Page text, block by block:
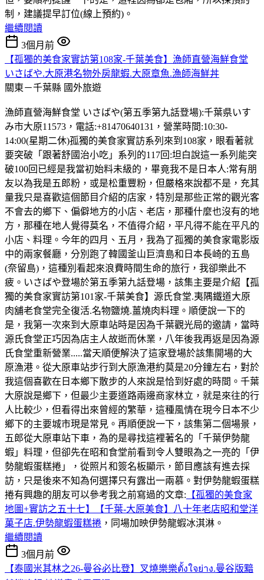
制，建議提早訂位(線上預約)。
繼續閱讀
3個月前
【孤獨的美食家實訪第108家-千葉美食】漁師直營海鮮食堂
いさばや.大原港名物外房龍蝦.大原章魚.漁師海鮮丼
關東－千葉縣 國外旅遊
漁師直營海鮮食堂 いさばや(第五季第九話登場):千葉県いす
み市大原11573，電話:+81470640131，營業時間:10:30-
14:00(星期二休)孤獨的美食家實訪系列來到108家，眼看著就
要突破「跟著舒國治小吃」系列的117回:坦白說這一系列能突
破100回已經是我當初始料未級的，畢竟我不是日本人:常有朋
友以為我是五郎粉，或是松重豐粉，但嚴格來說都不是，充其
量我只是喜歡這個節目介紹的店家，特別是那些正常的觀光客
不會去的鄉下、偏僻地方的小店、老店，那種什麼也沒有的地
方，那種在地人覺得莫名，不值得介紹，平凡得不能在平凡的
小店、料理。今年的四月、五月，我為了孤獨的美食家電影版
中的兩家餐廳，分別跑了韓國釜山巨濟島和日本長崎的五島
(奈留島)，這種別看起來浪費時間生命的旅行，我卻樂此不
疲。いさばや登場於第五季第九話登場，該集主要是介紹【孤
獨的美食家實訪第101家-千葉美食】源氏食堂.夷隅鐵道大原
肉舖老食堂完全復活.名物鹽燒.薑燒肉料理。順便說一下的
是，我第一次來到大原車站時是因為千葉觀光局的邀請，當時
源氏食堂正巧因為店主人故逝而休業，八年後我再返是因為源
氏食堂重新營業.....當天順便解決了這家登場於該集開場的大
原漁港。從大原車站步行到大原漁港約莫是20分鐘左右，對於
我這個喜歡在日本鄉下散步的人來說是恰到好處的時間。千葉
大原說是鄉下，但最少主要道路兩邊商家林立，就是來往的行
人比較少，但看得出來曾經的繁華，這種風情在現今日本不少
鄉下的主要城市現是常見。再順便說一下，該集第二個場景，
五郎從大原車站下車，為的是尋找這裡著名的「千葉伊勢龍
蝦」料理，但卻先在昭和食堂前看到令人雙眼為之一亮的「伊
勢龍蝦蛋糕捲」，從照片和簽名板顯示，節目應該有進去採
訪，只是後來不知為何選擇只有露出一兩慕。對伊勢龍蝦蛋糕
捲有興趣的朋友可以參考我之前寫過的文章: 【孤獨的美食家
地圖+實訪之五十七】【千葉-大原美食】八十年老店昭和堂洋
菓子店.伊勢龍蝦蛋糕捲 ，同場加映伊勢龍蝦冰淇淋。
繼續閱讀
3個月前
【泰國米其林之26-曼谷必比登】叉燒樂樂ตั้งใจย่าง.曼谷版黯